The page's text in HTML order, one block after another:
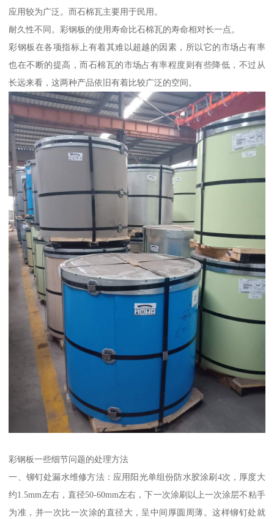
应用较为广泛。而石棉瓦主要用于民用。
耐久性不同。彩钢板的使用寿命比石棉瓦的寿命相对长一点。
彩钢板在各项指标上有着其难以超越的因素，所以它的市场占有率
也在不断的提高，而石棉瓦的市场占有率程度则有些降低，不过从
长远来看，这两种产品依旧有着比较广泛的空间。
彩钢板一些细节问题的处理方法
一、铆钉处漏水维修方法：应用阳光单组份防水胶涂刷4次，厚度大
约1.5mm左右，直径50-60mm左右，下一次涂刷以上一次涂层不粘手
为准，并一次比一次涂的直径大，呈中间厚圆周薄。这样铆钉处就